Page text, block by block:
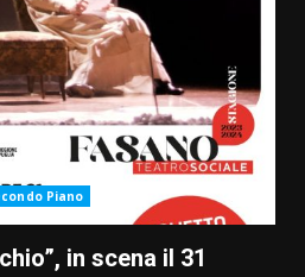
Piano
in scena il 31